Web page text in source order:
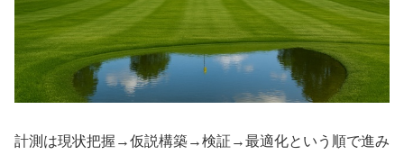
計測は現状把握→仮説構築→検証→最適化という順で進み